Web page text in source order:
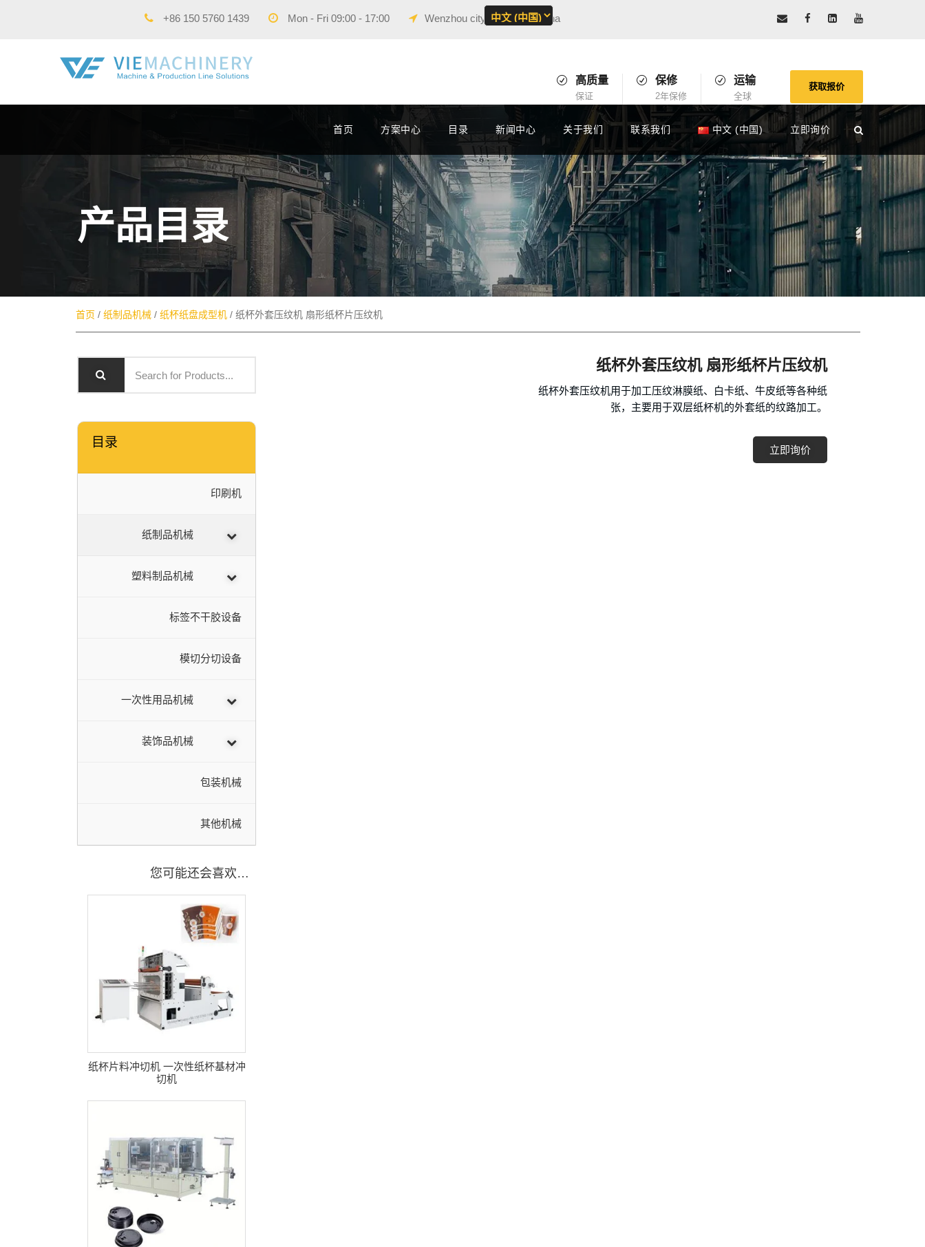
+86 150 5760 1439 Mon - Fri 09:00 - 17:00 Wenzhou city, Zhejiang, China
高质量
保证
保修
2年保修
运输
全球
获取报价
首页 方案中心 目录 新闻中心 关于我们 联系我们 中文 (中国) 立即询价
产品目录​
首页 / 纸制品机械/ 纸杯纸盘成型机/ 纸杯外套压纹机 扇形纸杯片压纹机
目录
印刷机
纸制品机械
塑料制品机械
标签不干胶设备
模切分切设备
一次性用品机械
装饰品机械
包装机械
其他机械
您可能还会喜欢…
纸杯片料冲切机 一次性纸杯基材冲
切机
纸杯外套压纹机 扇形纸杯片压纹机
纸杯外套压纹机用于加工压纹淋膜纸、白卡纸、牛皮纸等各种纸
张，主要用于双层纸杯机的外套纸的纹路加工。
立即询价